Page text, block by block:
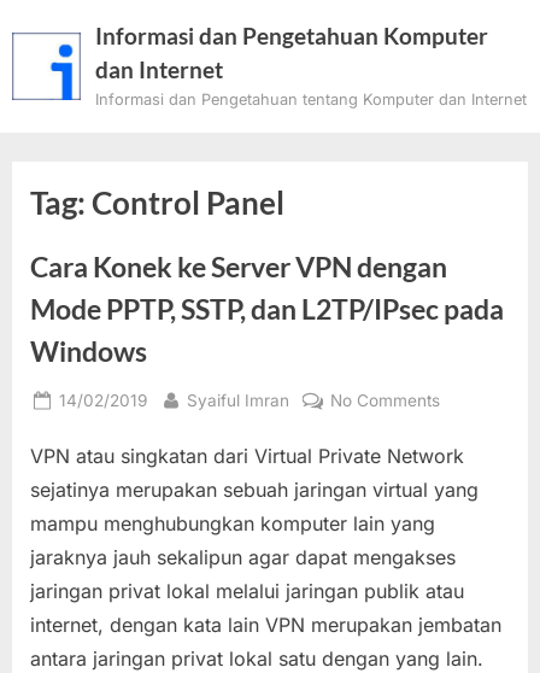
Informasi dan Pengetahuan Komputer
dan Internet
Informasi dan Pengetahuan tentang Komputer dan Internet
Tag:Control Panel
Cara Konek ke Server VPN dengan
Mode PPTP, SSTP, dan L2TP/IPsec pada
Windows
Posted
14/02/2019 By
Syaiful Imran No Commentson
Konek
ke
dengan
Mode
PPTP,
SSTP,
VPN atau singkatan dari Virtual Private Network
sejatinya merupakan sebuah jaringan virtual yang
mampu menghubungkan komputer lain yang
jaraknya jauh sekalipun agar dapat mengakses
jaringan privat lokal melalui jaringan publik atau
internet, dengan kata lain VPN merupakan jembatan
antara jaringan privat lokal satu dengan yang lain.